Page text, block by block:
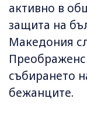
активно в
защита на
Македония
събирането
бежанците.